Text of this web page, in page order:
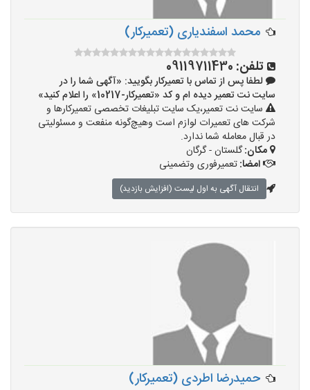
محمد اسفندیاری (تعمیرکار)
تلفن: 09119711430
لطفا پس از تماس با تعمیرکار بگویید: «آگهی شما را در
سایت نت تعمیر دیده ام و کد «تعمیرکار-10217» را اعلام کنید»
سایت نت تعمیر،یک سایت تبلیغات تخصصی تعمیرکارها و
شرکت های تعمیرات لوازم است وهیچ‌گونه منفعت و مسئولیتی
در قبال معامله شما ندارد.
مکان:گلستان - گرگان
امضا:تعمیرفوری وتضمینی
انتقال آگهی به اول لیست (افزایش بازدید)
حمیدرضا اطردی (تعمیرکار)